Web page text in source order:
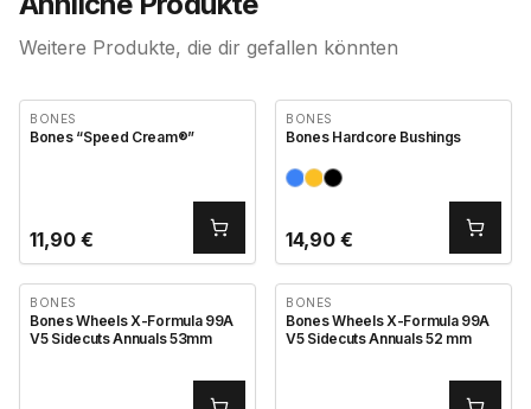
Weitere Produkte, die dir gefallen könnten
BONES
Bones “Speed Cream®”
11,90 €
BONES
Bones Hardcore Bushings
14,90 €
BONES
Bones Wheels X-Formula 99A
V5 Sidecuts Annuals 53mm
BONES
Bones Wheels X-Formula 99A
V5 Sidecuts Annuals 52 mm